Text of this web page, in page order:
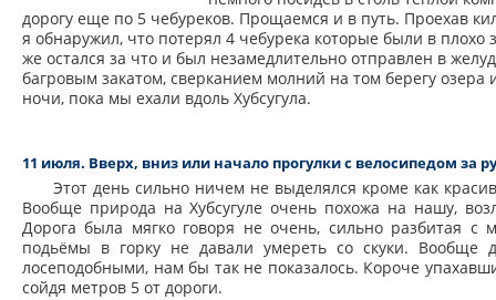
дорогу еще по 5 чебуреков. Прощаемся и в путь. Проехав
я обнаружил, что потерял 4 чебурека которые были в
же остался за что и был незамедлительно отправлен в
багровым закатом, сверканием молний на том берегу
ночи, пока мы ехали вдоль Хубсугула.
11 июля. Вверх, вниз или начало прогулки с велосипедом за
Этот день сильно ничем не выделялся кроме как
Вообще природа на Хубсугуле очень похожа на нашу,
Дорога была мягко говоря не очень, сильно разбитая
подьёмы в горку не давали умереть со скуки. Вообще
лосеподобными, нам бы так не показалось. Короче
сойдя метров 5 от дороги.